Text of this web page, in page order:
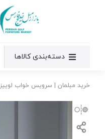
دسته‌بندی کالاها
خرید مبلمان سرویس خواب لوییز